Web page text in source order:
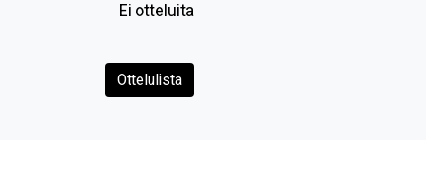
Ei otteluita
Ottelulista